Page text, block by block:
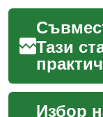
в...
Тази
внос